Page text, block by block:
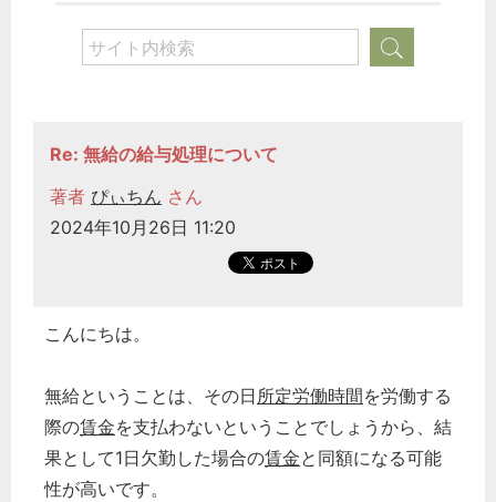
Re: 無給の給与処理について
著者 ぴぃちん さん
2024年10月26日 11:20
こんにちは。
無給ということは、その日所定労働時間を労働する
際の賃金を支払わないということでしょうから、結
果として1日欠勤した場合の賃金と同額になる可能
性が高いです。